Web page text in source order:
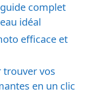
complet
idéal
efficace et
trouver vos
en un clic